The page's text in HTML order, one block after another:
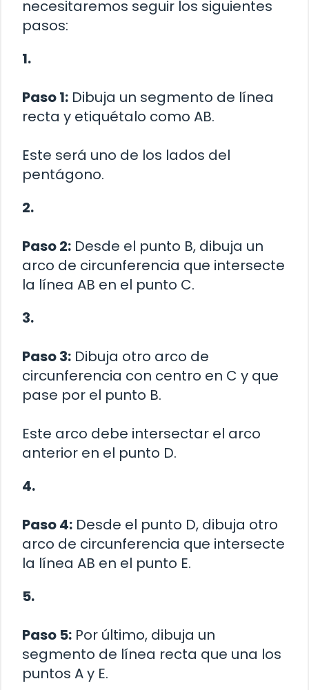
necesitaremos seguir los siguientes
pasos:
1.
Paso 1: Dibuja un segmento de línea
recta y etiquétalo como AB.
Este será uno de los lados del
pentágono.
2.
Paso 2: Desde el punto B, dibuja un
arco de circunferencia que intersecte
la línea AB en el punto C.
3.
Paso 3: Dibuja otro arco de
circunferencia con centro en C y que
pase por el punto B.
Este arco debe intersectar el arco
anterior en el punto D.
4.
Paso 4: Desde el punto D, dibuja otro
arco de circunferencia que intersecte
la línea AB en el punto E.
5.
Paso 5: Por último, dibuja un
segmento de línea recta que una los
puntos A y E.